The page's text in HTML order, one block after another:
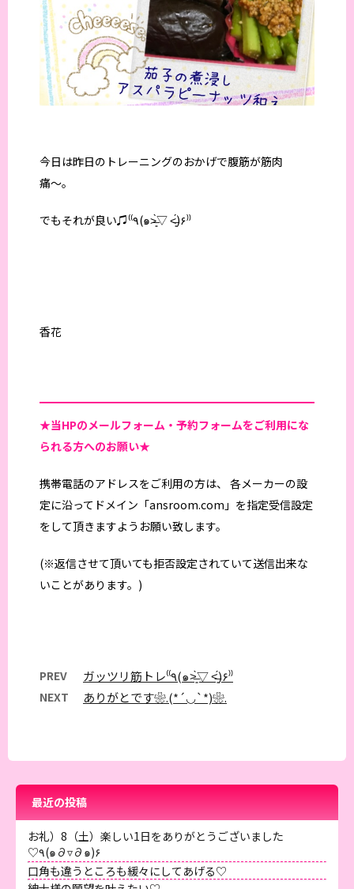
今日は昨日のトレーニングのおかげで腹筋が筋肉
痛〜。
でもそれが良い♫⁽⁽٩(๑˃̶͈̀▽ ˂̶͈́)۶⁾⁾
香花
★当HPのメールフォーム・予約フォームをご利用にな
られる方へのお願い★
携帯電話のアドレスをご利用の方は、 各メーカーの設
定に沿ってドメイン「ansroom.com」を指定受信設定
をして頂きますようお願い致します。
(※返信させて頂いても拒否設定されていて送信出来な
いことがあります。)
PREV ガッツリ筋トレ⁽⁽٩(๑˃̶͈̀▽ ˂̶͈́)۶⁾⁾
NEXT ありがとです❀.(*´◡`*)❀.
最近の投稿
お礼）8（土）楽しい1日をありがとうございました
♡٩(๑∂▿∂๑)۶
口角も違うところも緩々にしてあげる♡